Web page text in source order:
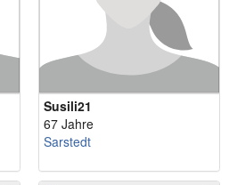
Susili21
67 Jahre
Sarstedt